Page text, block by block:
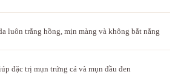
luôn trắng hồng, mịn màng và không bắt nắng
đặc trị mụn trứng cá và mụn đầu đen